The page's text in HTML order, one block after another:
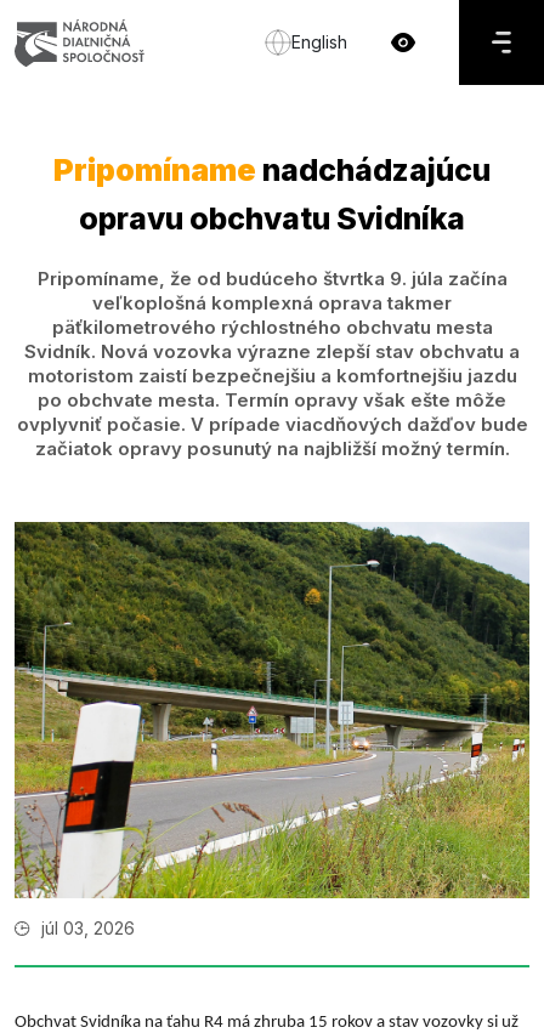
English
Pripomíname nadchádzajúcu
opravu obchvatu Svidníka
Pripomíname, že od budúceho štvrtka 9. júla začína
veľkoplošná komplexná oprava takmer
päťkilometrového rýchlostného obchvatu mesta
Svidník. Nová vozovka výrazne zlepší stav obchvatu a
motoristom zaistí bezpečnejšiu a komfortnejšiu jazdu
po obchvate mesta. Termín opravy však ešte môže
ovplyvniť počasie. V prípade viacdňových dažďov bude
začiatok opravy posunutý na najbližší možný termín.
júl 03, 2026
Obchvat Svidníka na ťahu R4 má zhruba 15 rokov a stav vozovky si už